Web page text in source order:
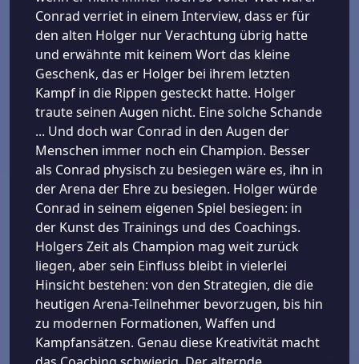
Conrad verriet in einem Interview, dass er für
den alten Holger nur Verachtung übrig hatte
und erwähnte mit keinem Wort das kleine
Geschenk, das er Holger bei ihrem letzten
Kampf in die Rippen gesteckt hatte. Holger
traute seinen Augen nicht. Eine solche Schande
... Und doch war Conrad in den Augen der
Menschen immer noch ein Champion. Besser
als Conrad physisch zu besiegen wäre es, ihn in
der Arena der Ehre zu besiegen. Holger würde
Conrad in seinem eigenen Spiel besiegen: in
der Kunst des Trainings und des Coachings.
Holgers Zeit als Champion mag weit zurück
liegen, aber sein Einfluss bleibt in vielerlei
Hinsicht bestehen: von den Strategien, die die
heutigen Arena-Teilnehmer bevorzugen, bis hin
zu modernen Formationen, Waffen und
Kampfansätzen. Genau diese Kreativität macht